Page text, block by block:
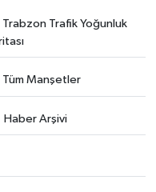
Trabzon Trafik Yoğunluk
Tüm Manşetler
Haber Arşivi